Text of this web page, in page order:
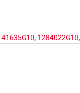
, 1284022G10,